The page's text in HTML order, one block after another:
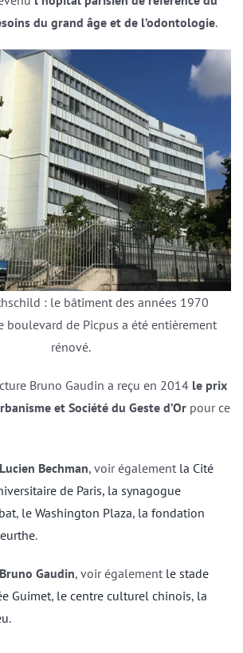
du grand âge et de l’odontologie.
: le bâtiment des années 1970
boulevard de Picpus a été entièrement
rénové.
Bruno Gaudin a reçu en 2014 le prix
et Société du Geste d’Orpour ce
Lucien Bechman, voir également la Cité
de Paris, la synagogue
, le Washington Plaza, la fondation
.
Bruno Gaudin, voir également le stade
Guimet, le centre culturel chinois, la
.